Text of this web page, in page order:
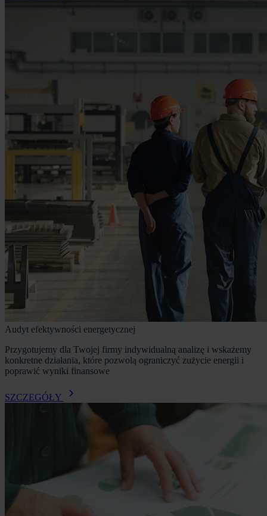
Audyt efektywności energetycznej
Przygotujemy dla Twojej firmy indywidualną analizę i wskażemy
konkretne działania, które pozwolą ograniczyć zużycie energii i
poprawić wyniki finansowe
SZCZEGÓŁY